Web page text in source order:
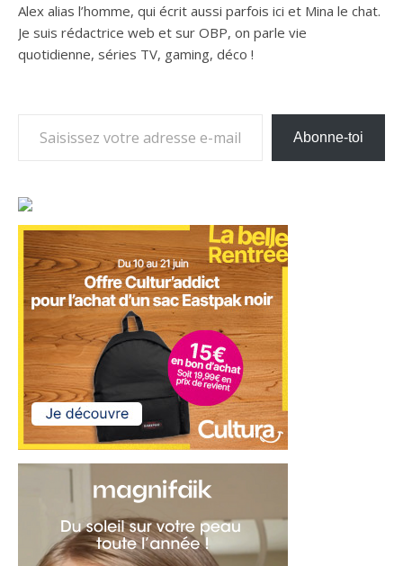
Alex alias l’homme, qui écrit aussi parfois ici et Mina le chat.
Je suis rédactrice web et sur OBP, on parle vie
quotidienne, séries TV, gaming, déco !
Abonne-toi